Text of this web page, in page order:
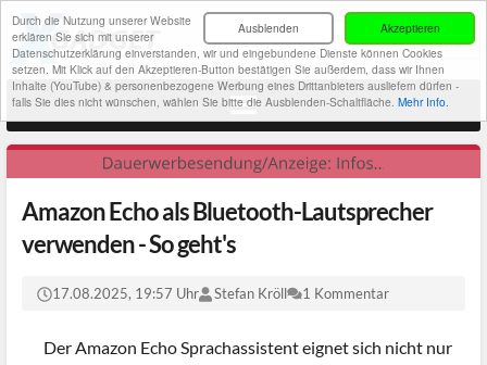
Akzeptieren
Ausblenden
Durch die Nutzung unserer Website
erklären Sie sich mit unserer
Datenschutzerklärung einverstanden, wir und eingebundene Dienste können Cookies
setzen. Mit Klick auf den Akzeptieren-Button bestätigen Sie außerdem, dass wir Ihnen
Inhalte (YouTube) & personenbezogene Werbung eines Drittanbieters ausliefern dürfen -
falls Sie dies nicht wünschen, wählen Sie bitte die Ausblenden-Schaltfläche. Mehr Info.
Amazon Echo als Bluetooth-Lautsprecher
verwenden - So geht's
17.08.2025, 19:57 Uhr Stefan Kröll 1 Kommentar
Der Amazon Echo Sprachassistent eignet sich nicht nur